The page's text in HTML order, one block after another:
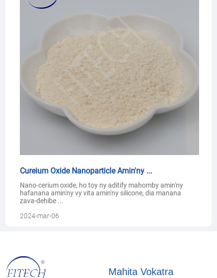
Cureium Oxide Nanoparticle Amin'ny ...
Nano-cerium oxide, ho toy ny aditify mahomby amin'ny
hafanana amin'ny vy vita amin'ny silicone, dia manana
zava-dehibe ...
2024-mar-06
Mahita Vokatra